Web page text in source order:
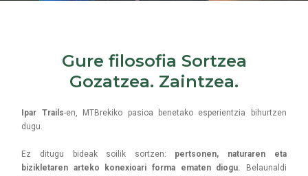
Gure filosofia Sortzea
Gozatzea. Zaintzea.
Ipar Trails-en, MTBrekiko pasioa benetako esperientzia bihurtzen
dugu.
Ez ditugu bideak soilik sortzen: pertsonen, naturaren eta
bizikletaren arteko konexioari forma ematen diogu. Belaunaldi